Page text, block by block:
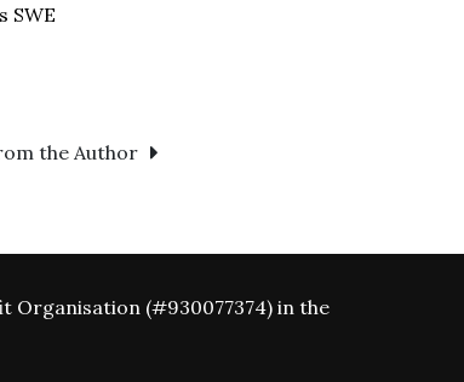
SWE
the Author
Organisation (#930077374) in the